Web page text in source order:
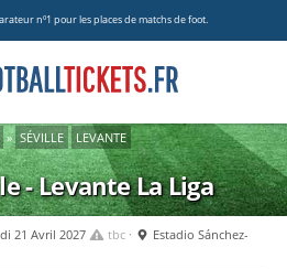
nº1 pour les places de matchs de foot.
» SÉVILLE LEVANTE
- LevanteLa Liga
21 Avril 2027 tbc
Estadio Sánchez-